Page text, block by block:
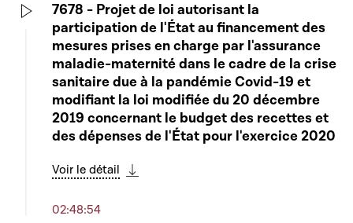
7678 - Projet de loi autorisant la
participation de l'État au financement des
mesures prises en charge par l'assurance
maladie-maternité dans le cadre de la crise
sanitaire due à la pandémie Covid-19 et
modifiant la loi modifiée du 20 décembre
2019 concernant le budget des recettes et
des dépenses de l'État pour l'exercice 2020
Voir le détail
02:48:54